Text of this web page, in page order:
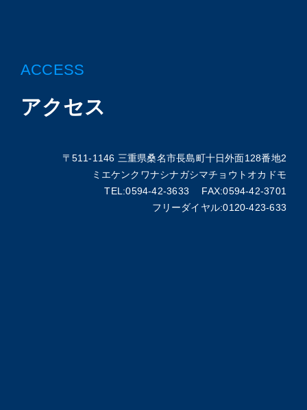
ACCESS
アクセス
〒511-1146 三重県桑名市長島町十日外面128番地2
ミエケンクワナシナガシマチョウトオカドモ
TEL:0594-42-3633 FAX:0594-42-3701
フリーダイヤル:0120-423-633